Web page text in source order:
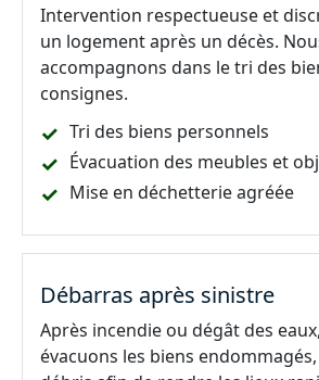
Intervention respectueuse et
un logement après un décès.
accompagnons dans le tri des
consignes.
Tri des biens personnels
Évacuation des meubles et
Mise en déchetterie agréée
Débarras après sinistre
Après incendie ou dégât des
évacuons les biens